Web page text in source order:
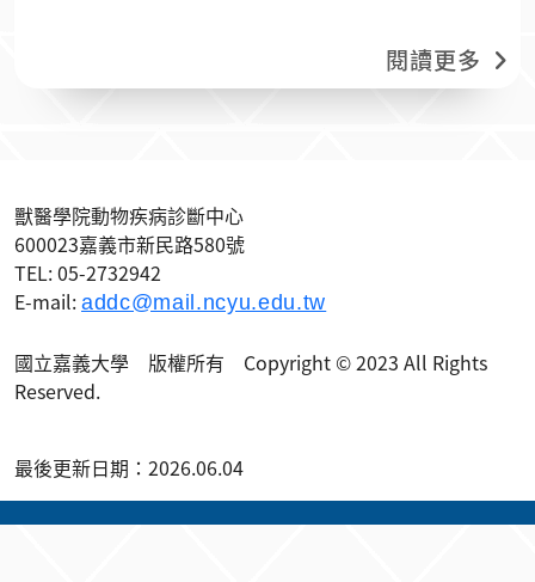
閱讀更多
獸醫學院動物疾病診斷中心
600023嘉義市新民路580號
TEL: 05-2732942
E-mail: addc@mail.ncyu.edu.tw
國立嘉義大學 版權所有 Copyright © 2023 All Rights
Reserved.
最後更新日期：2026.06.04